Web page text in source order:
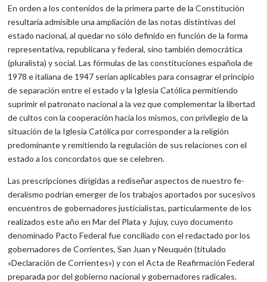
En orden a los contenidos de la primera parte de la Constitu­ción
resultaría admisible una ampliación de las notas distintivas del
estado nacional, al quedar no sólo definido en función de la forma
representativa, republicana y federal, sino también democrática
(plu­ralista) y social. Las fórmulas de las constituciones española de
1978 e italiana de 1947 serían aplicables para consagrar el prin­cipio
de separación entre el estado y la Iglesia Católica permitiendo
suprimir el patronato nacional a la vez que complementar la liber­tad
de cultos con la cooperación hacia los mismos, con privilegio de la
situación de la Iglesia Católica por corresponder a la religión
predominante y remitiendo la regulación de sus relaciones con el
estado a los concordatos que se celebren.
Las prescripciones dirigidas a rediseñar aspectos de nuestro fe­
deralismo podrían emerger de los trabajos aportados por sucesi­vos
encuentros de gobernadores justicialistas, particularmente de los
realizados este año en Mar del Plata y Jujuy, cuyo documento
denominado Pacto Federal fue conciliado con el redactado por los
gobernadores de Corrientes, San Juan y Neuquén (titulado
«Declaración de Corrientes») y con el Acta de Reafirmación Federal
preparada por del gobierno nacional y gobernadores radicales.